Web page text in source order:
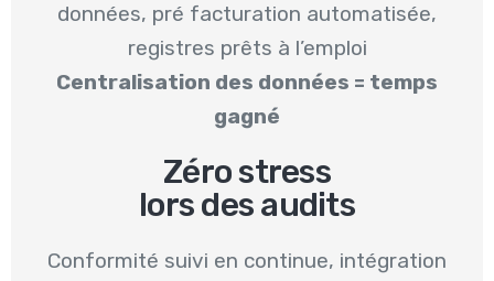
données, pré facturation automatisée,
registres prêts à l’emploi
Centralisation des données = temps
gagné
Zéro stress
lors des audits
Conformité suivi en continue, intégration